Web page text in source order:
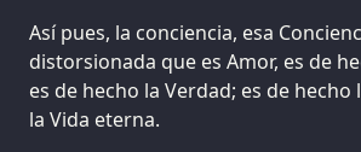
Así pues, la conciencia, esa
distorsionada que es Amor, es de
es de hecho la Verdad; es de hecho
la Vida eterna.